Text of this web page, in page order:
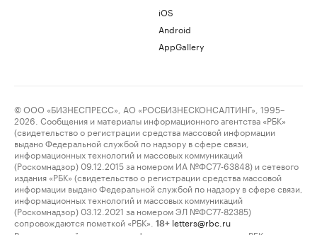
iOS
Android
AppGallery
© ООО «БИЗНЕСПРЕСС», АО «РОСБИЗНЕСКОНСАЛТИНГ», 1995–
2026. Сообщения и материалы информационного агентства «РБК»
(свидетельство о регистрации средства массовой информации
выдано Федеральной службой по надзору в сфере связи,
информационных технологий и массовых коммуникаций
(Роскомнадзор) 09.12.2015 за номером ИА №ФС77-63848) и сетевого
издания «РБК» (свидетельство о регистрации средства массовой
информации выдано Федеральной службой по надзору в сфере связи,
информационных технологий и массовых коммуникаций
(Роскомнадзор) 03.12.2021 за номером ЭЛ №ФС77-82385)
сопровождаются пометкой «РБК».
18+ letters@rbc.ru